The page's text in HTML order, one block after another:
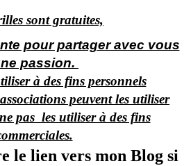
sont gratuites,
pour partager avec vous
passion.
à des fins personnels
peuvent les utiliser
pas les utiliser à des fins
le lien vers mon Blog si